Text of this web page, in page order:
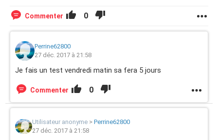
Commenter 0
Perrine62800
27 déc. 2017 à 21:58
Je fais un test vendredi matin sa fera 5 jours
Commenter 0
Utilisateur anonyme > Perrine62800
27 déc. 2017 à 21:58